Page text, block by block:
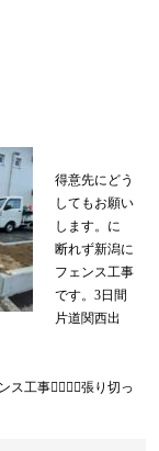
得意先にどう
してもお願い
します。に
断れず新潟に
フェンス工事
です。3日間
片道関西出
工事👷‍♂️👷‍♂️張り切っ